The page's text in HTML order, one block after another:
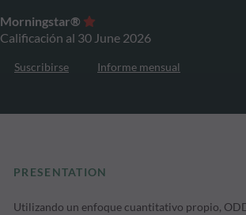
Morningstar®
Calificación al 30 June 2026
Suscribirse Informe mensual
PRESENTATION
Utilizando un enfoque cuantitativo propio,